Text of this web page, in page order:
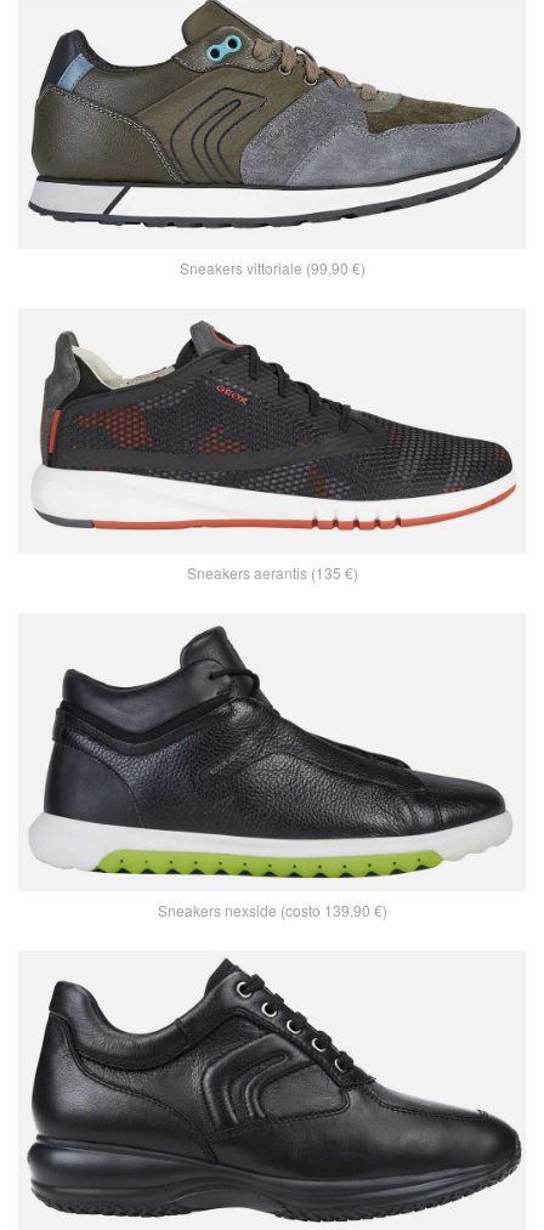
Sneakers vittoriale (99,90 €)
Sneakers aerantis (135 €)
Sneakers nexside (costo 139,90 €)